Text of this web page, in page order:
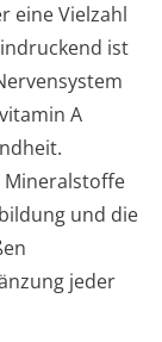
eine Vielzahl
ist
A
Mineralstoffe
und die
jeder